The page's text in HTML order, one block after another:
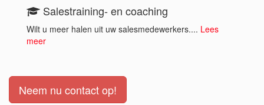
Salestraining- en coaching
Wilt u meer halen uit uw salesmedewerkers.... Lees
meer
Neem nu contact op!